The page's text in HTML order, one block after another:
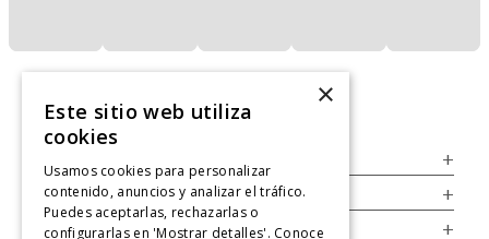
+
Legal +
Cuenta +
×
Este sitio web utiliza
cookies
Usamos cookies para personalizar
contenido, anuncios y analizar el tráfico.
Puedes aceptarlas, rechazarlas o
configurarlas en 'Mostrar detalles'. Conoce